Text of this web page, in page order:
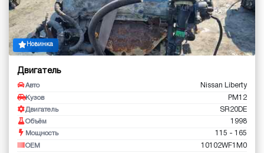
Новинка
Двигатель
Авто Nissan Liberty
Кузов PM12
Двигатель SR20DE
Объём 1998
Мощность 115 - 165
OEM 10102WF1M0